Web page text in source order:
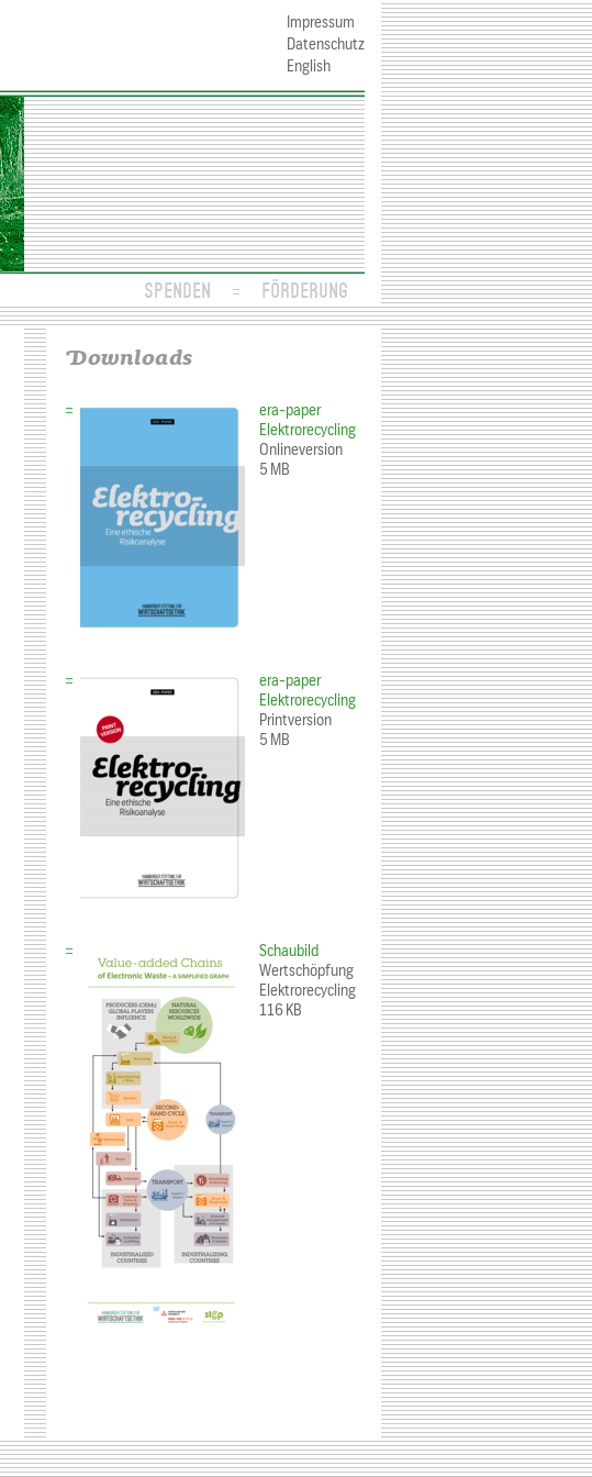
SPENDEN FÖRDERUNG
Impressum
Datenschutz
English
Downloads
era-paper
Elektrorecycling
Onlineversion
5 MB
era-paper
Elektrorecycling
Printversion
5 MB
Schaubild
Wertschöpfung
Elektrorecycling
116 KB